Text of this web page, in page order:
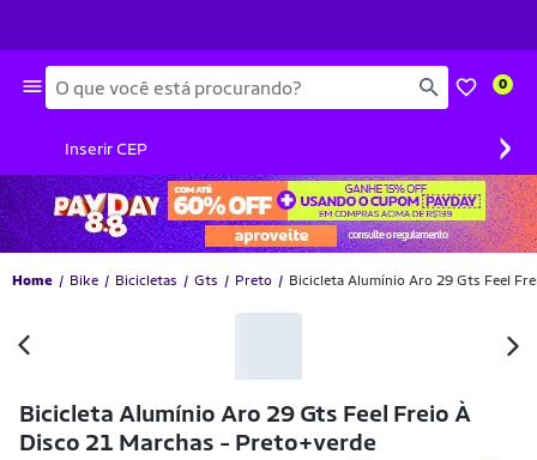
Busca 0
Inserir CEP ›
Home Bike Bicicletas Gts Preto Bicicleta Alumínio Aro 29 Gts Feel
Bicicleta Alumínio Aro 29 Gts Feel Freio À
Disco 21 Marchas - Preto+verde
-46% OFF